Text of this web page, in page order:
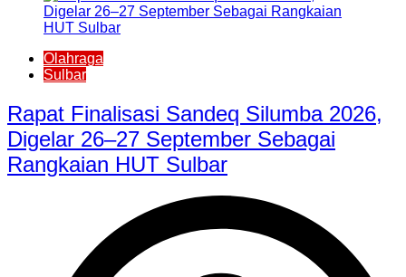
Olahraga
Sulbar
Rapat Finalisasi Sandeq Silumba 2026,
Digelar 26–27 September Sebagai
Rangkaian HUT Sulbar